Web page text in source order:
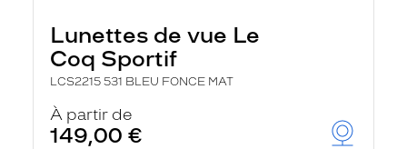
Lunettes de vue Le
Coq Sportif
LCS2215 531 BLEU FONCE MAT
À partir de
149,00 €